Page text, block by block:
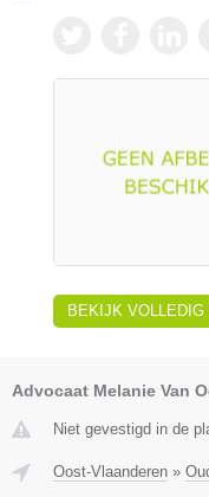
BEKIJK VOLLEDIG
Advocaat Melanie Van
Niet gevestigd in de
Oost-Vlaanderen »